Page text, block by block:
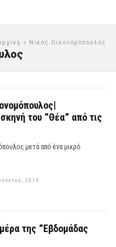
» Νίκος Οικονομόπουλος
του ”Θέα” από τις
μετά από ένα μικρό
2014
της ”Εβδομάδας